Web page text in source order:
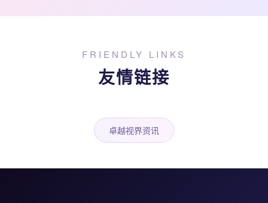
FRIENDLY LINKS
友情链接
卓越视界资讯